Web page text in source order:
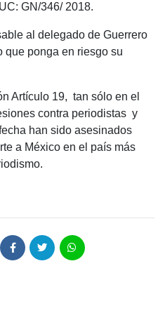
GN/346/ 2018.
al delegado de Guerrero
que ponga en riesgo su
Artículo 19, tan sólo en el
contra periodistas y
han sido asesinados
a México en el país más